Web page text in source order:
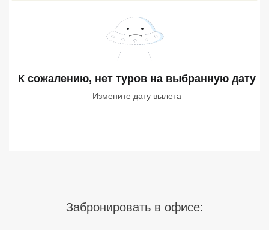
К сожалению, нет туров на выбранную дату
Измените дату вылета
Забронировать в офисе:
Лучшие отели 3* звезды
Недорогие отели 3*
Сетевые отели Таиланда